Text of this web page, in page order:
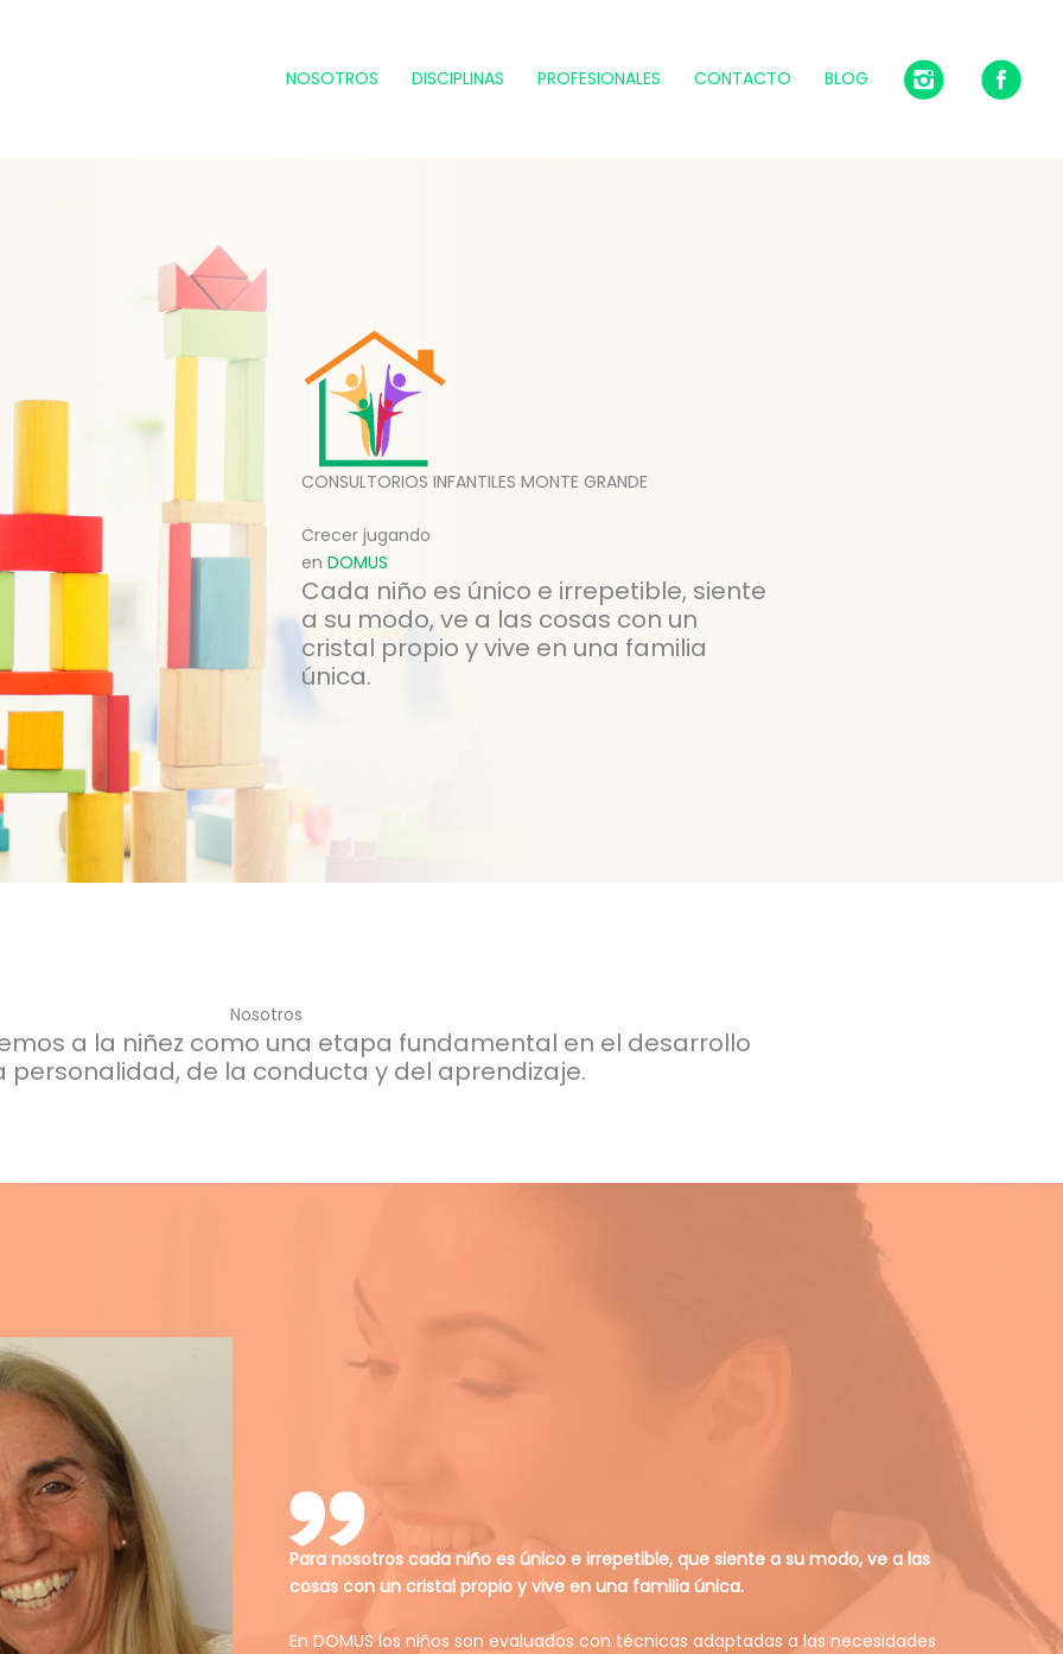
NOSOTROS DISCIPLINAS PROFESIONALES CONTACTO BLOG
CONSULTORIOS INFANTILES MONTE GRANDE
Crecer jugando
en DOMUS
Cada niño es único e irrepetible, siente
a su modo, ve a las cosas con un
cristal propio y vive en una familia
única.
Nosotros
a la niñez como una etapa fundamental en el desarrollo
personalidad, de la conducta y del aprendizaje.
Para nosotros cada niño es único e irrepetible, que siente a su modo, ve a las
cosas con un cristal propio y vive en una familia única.
En DOMUS los niños son evaluados con técnicas adaptadas a las necesidades